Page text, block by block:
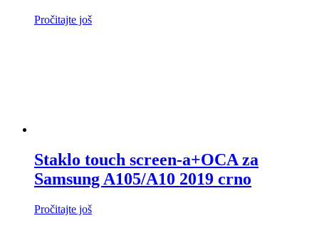
Pročitajte još
Staklo touch screen-a+OCA za
Samsung A105/A10 2019 crno
Pročitajte još